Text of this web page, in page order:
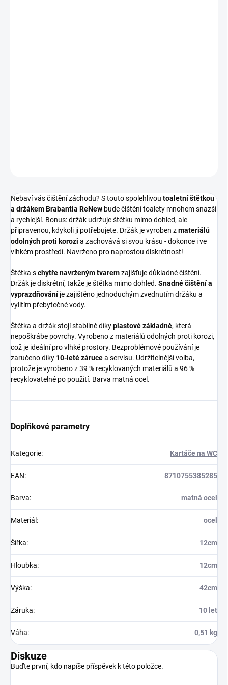
Nebaví vás čištění záchodu? S touto spolehlivou toaletní štětkou
a držákem Brabantia ReNew bude čištění toalety mnohem snazší
a rychlejší. Bonus: držák udržuje štětku mimo dohled, ale
připravenou, kdykoli ji potřebujete. Držák je vyroben zmateriálů
odolných proti korozi a zachovává si svou krásu - dokonce i ve
vlhkém prostředí. Navrženo pro naprostou diskrétnost!
Štětka schytře navrženým tvaremzajišťuje důkladné čištění.
Držák je diskrétní, takže je štětka mimo dohled. Snadné čištění a
vyprazdňováníje zajištěno jednoduchým zvednutím držáku a
vylitím přebytečné vody.
Štětka a držák stojí stabilně díkyplastové základně, která
nepoškrábe povrchy. Vyrobeno z materiálů odolných proti korozi,
což je ideální pro vlhké prostory. Bezproblémové používání je
zaručeno díky 10-leté zárucea servisu. Udržitelnější volba,
protože je vyrobeno z 39 % recyklovaných materiálů a 96 %
recyklovatelné po použití. Barva matná ocel.
Doplňkové parametry
Kategorie: Kartáče na WC
EAN: 8710755385285
Barva: matná ocel
Materiál : ocel
Šířka: 12cm
Hloubka: 12cm
Výška: 42cm
Záruka: 10 let
Váha: 0,51 kg
Diskuze
Buďte první, kdo napíše příspěvek k této položce.